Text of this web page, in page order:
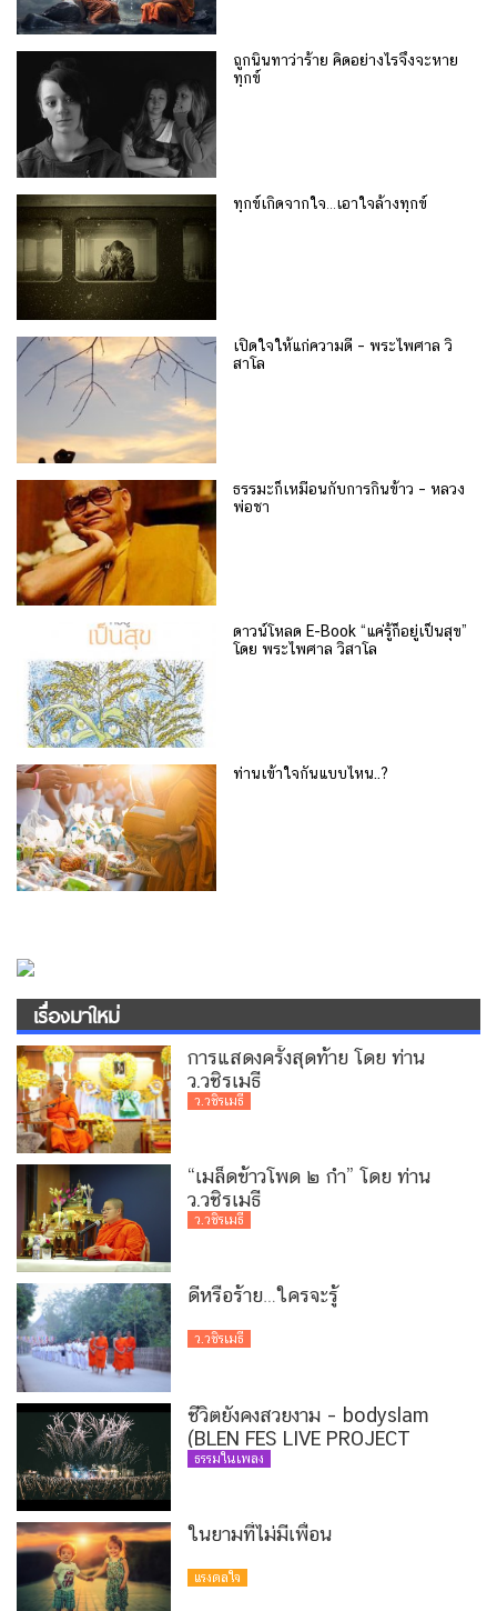
ถูกนินทาว่าร้าย คิดอย่างไรจึงจะหาย
ทุกข์
ทุกข์เกิดจากใจ…เอาใจล้างทุกข์
เปิดใจให้แก่ความดี – พระไพศาล วิ
สาโล
ธรรมะก็เหมือนกับการกินข้าว – หลวง
พ่อชา
ดาวน์โหลด E-Book “แค่รู้ก็อยู่เป็นสุข”
โดย พระไพศาล วิสาโล
ท่านเข้าใจกันแบบไหน..?
เรื่องมาใหม่
การแสดงครั้งสุดท้าย โดย ท่าน
ว.วชิรเมธี
ว.วชิรเมธี
“เมล็ดข้าวโพด ๒ กำ” โดย ท่าน
ว.วชิรเมธี
ว.วชิรเมธี
ดีหรือร้าย…ใครจะรู้
ว.วชิรเมธี
ชีวิตยังคงสวยงาม – bodyslam
(BLEN FES LIVE PROJECT
VERSION)
ธรรมในเพลง
ในยามที่ไม่มีเพื่อน
แรงดลใจ